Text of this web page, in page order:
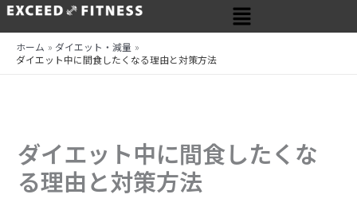
内
メ
ニ
ホーム
ダイエット・減量
ダイエット中に間食したくなる理由と対策方法
ダイエット中に間食したくな
る理由と対策方法